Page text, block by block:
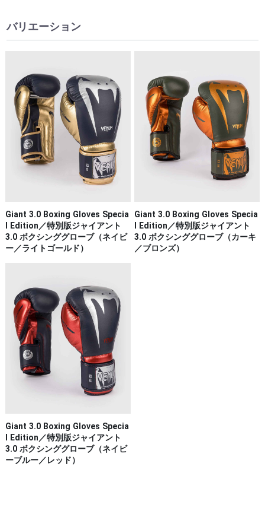
バリエーション
Giant 3.0 Boxing Gloves Specia
l Edition／特別版ジャイアント
3.0 ボクシンググローブ（ネイビ
ー／ライトゴールド）
Giant 3.0 Boxing Gloves Specia
l Edition／特別版ジャイアント
3.0 ボクシンググローブ（カーキ
／ブロンズ）
Giant 3.0 Boxing Gloves Specia
l Edition／特別版ジャイアント
3.0 ボクシンググローブ（ネイビ
ーブルー／レッド）